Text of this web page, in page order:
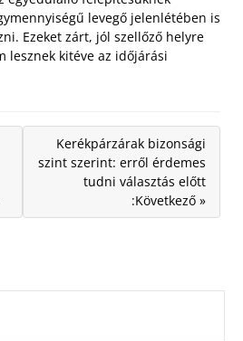
levegő jelenlétében is
Ezeket zárt, jól szellőző helyre
lesznek kitéve az időjárási
Kerékpárzárak bizonsági
szint szerint: erről érdemes
tudni választás előtt
:Következő »